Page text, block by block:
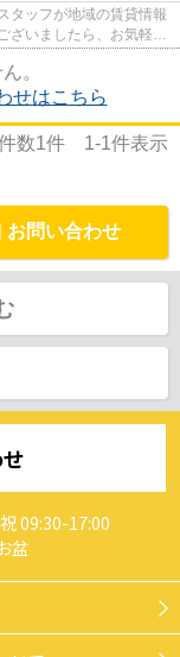
タッフが地域の賃貸情報
いましたら、お気軽に
。
せはこちら
数1件 1-1件表示
お問い合わせ
09:30-17:00
盆